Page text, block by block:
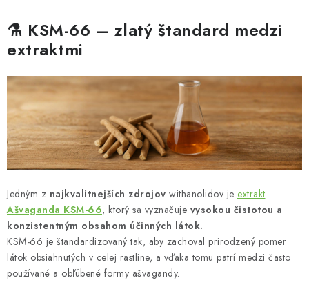
⚗️ KSM-66 – zlatý štandard medzi
extraktmi
Jedným z najkvalitnejších zdrojov withanolidov je extrakt
Ašvaganda KSM-66, ktorý sa vyznačuje vysokou čistotou a
konzistentným obsahom účinných látok.
KSM-66 je štandardizovaný tak, aby zachoval prirodzený pomer
látok obsiahnutých v celej rastline, a vďaka tomu patrí medzi často
používané a obľúbené formy ašvagandy.